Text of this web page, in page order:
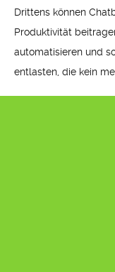
Drittens können
Produktivität
automatisieren und
entlasten, die kein